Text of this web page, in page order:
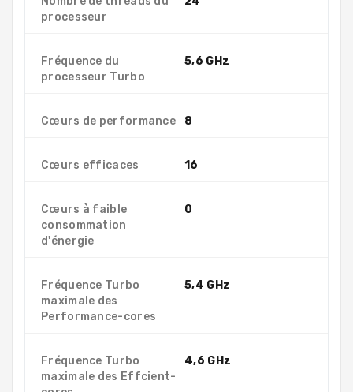
processeur
Fréquence du
processeur Turbo
5,6 GHz
Cœurs de performance 8
Cœurs efficaces 16
Cœurs à faible
consommation
d'énergie
0
Fréquence Turbo
maximale des
Performance-cores
5,4 GHz
Fréquence Turbo
maximale des Effcient-
4,6 GHz